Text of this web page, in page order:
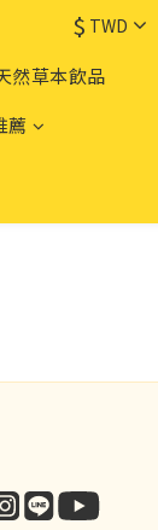
$ TWD
然草本飲品
薦